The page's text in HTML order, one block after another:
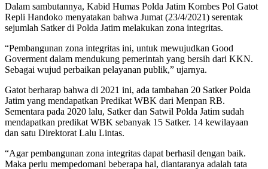
Dalam sambutannya, Kabid Humas Polda Jatim Kombes Pol Gatot
Repli Handoko menyatakan bahwa Jumat (23/4/2021) serentak
sejumlah Satker di Polda Jatim melakukan zona integritas.
“Pembangunan zona integritas ini, untuk mewujudkan Good
Goverment dalam mendukung pemerintah yang bersih dari KKN.
Sebagai wujud perbaikan pelayanan publik,” ujarnya.
Gatot berharap bahwa di 2021 ini, ada tambahan 20 Satker Polda
Jatim yang mendapatkan Predikat WBK dari Menpan RB.
Sementara pada 2020 lalu, Satker dan Satwil Polda Jatim sudah
mendapatkan predikat WBK sebanyak 15 Satker. 14 kewilayaan
dan satu Direktorat Lalu Lintas.
“Agar pembangunan zona integritas dapat berhasil dengan baik.
Maka perlu mempedomani beberapa hal, diantaranya adalah tata